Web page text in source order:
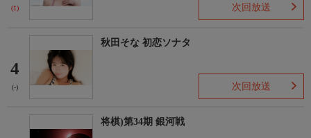
(1) 次回放送
4
(-)
秋田そな 初恋ソナタ
次回放送
将棋)第34期 銀河戦